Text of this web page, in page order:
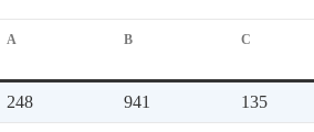
A B C
248 941 135